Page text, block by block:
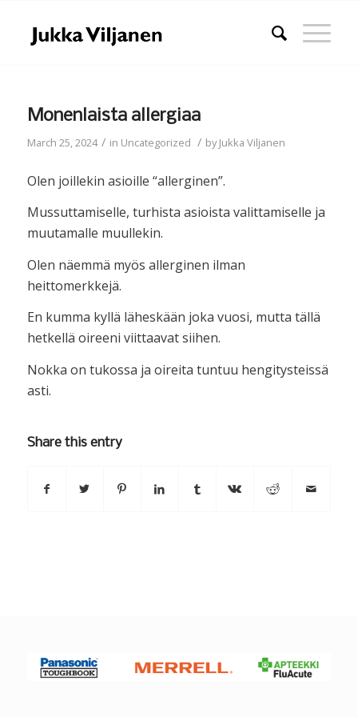
Monenlaista allergiaa
March 25, 2024 / in Uncategorized / byJukka Viljanen
Olen joillekin asioille “allerginen”.
Mussuttamiselle, turhista asioista valittamiselle ja
muutamalle muullekin.
Olen näemmä myös allerginen ilman
heittomerkkejä.
En kumma kyllä läheskään joka vuosi, mutta tällä
hetkellä oireeni viittaavat siihen.
Nokka on tukossa ja oireita tuntuu hengitysteissä
asti.
Share this entry